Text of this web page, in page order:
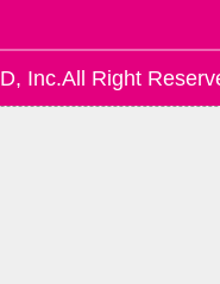
Inc.All Right